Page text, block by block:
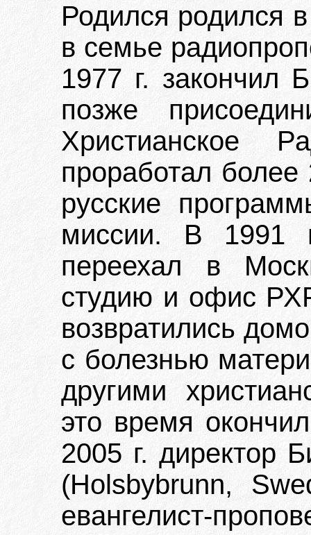
Родился родился
в семье
1977 г. закончил
позже
Христианское
проработал
русские
миссии. В 1991
переехал в
студию и офис
возвратились
с болезнью
другими
это время
2005 г. директор
(Holsbybrunn,
евангелист-